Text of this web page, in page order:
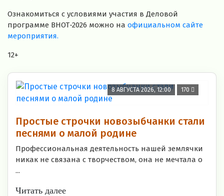
Ознакомиться с условиями участия в Деловой
программе ВНОТ-2026 можно на официальном сайте
мероприятия.
12+
8 АВГУСТА 2026, 12:00 170
Простые строчки новозыбчанки стали
песнями о малой родине
Профессиональная деятельность нашей землячки
никак не связана с творчеством, она не мечтала о
...
Читать далее